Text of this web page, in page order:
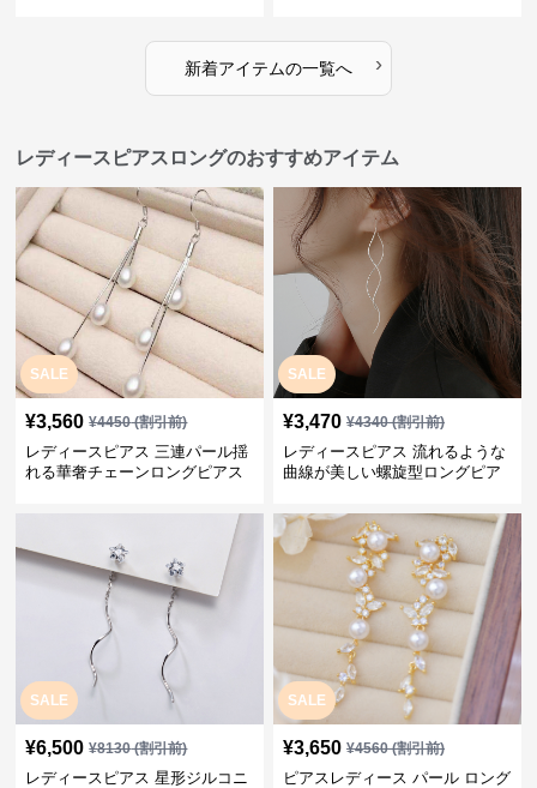
新着アイテムの一覧へ ›
レディースピアスロングのおすすめアイテム
SALE
¥3,560 ¥4450(割引前)
レディースピアス 三連パール揺
れる華奢チェーンロングピアス
SALE
¥3,470 ¥4340(割引前)
レディースピアス 流れるような
曲線が美しい螺旋型ロングピア
SALE
¥6,500 ¥8130(割引前)
レディースピアス 星形ジルコニ
SALE
¥3,650 ¥4560(割引前)
ピアスレディース パール ロング